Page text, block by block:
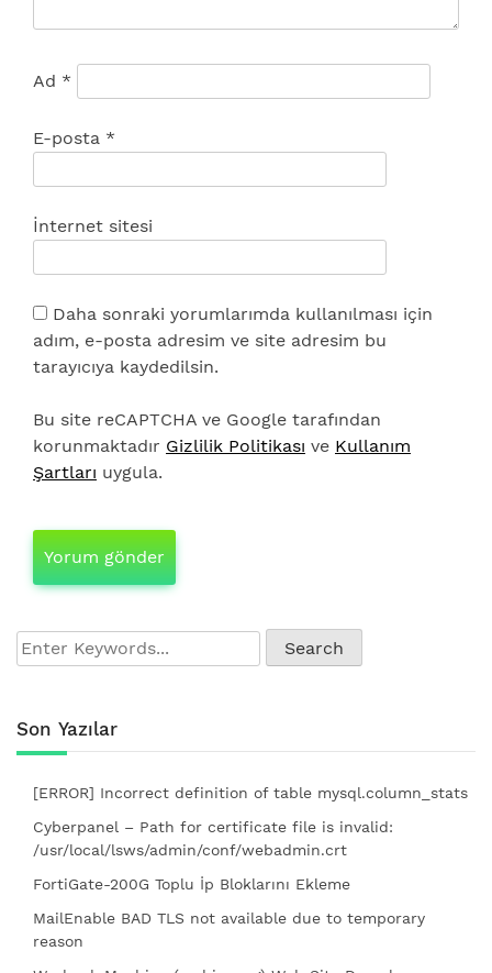
Ad *
E-posta *
İnternet sitesi
Daha sonraki yorumlarımda kullanılması için
adım, e-posta adresim ve site adresim bu
tarayıcıya kaydedilsin.
Bu site reCAPTCHA ve Google tarafından
korunmaktadır Gizlilik Politikası ve Kullanım
Şartları uygula.
Son Yazılar
[ERROR] Incorrect definition of table mysql.column_stats
Cyberpanel – Path for certificate file is invalid:
/usr/local/lsws/admin/conf/webadmin.crt
FortiGate-200G Toplu İp Bloklarını Ekleme
MailEnable BAD TLS not available due to temporary
reason